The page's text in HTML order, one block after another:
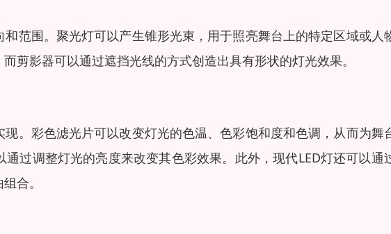
范围。聚光灯可以产生锥形光束，用于照亮舞台上的特定区域或人
剪影器可以通过遮挡光线的方式创造出具有形状的灯光效果。
。彩色滤光片可以改变灯光的色温、色彩饱和度和色调，从而为舞
过调整灯光的亮度来改变其色彩效果。此外，现代LED灯还可以通
合。